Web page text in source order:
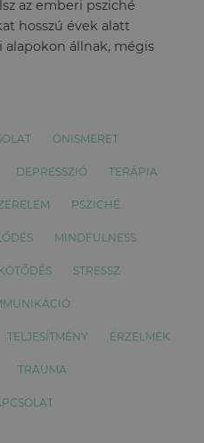
az emberi psziché
hosszú évek alatt
alapokon állnak, mégis
ÖNISMERET
DEPRESSZIÓ TERÁPIA
PSZICHÉ
MINDFULNESS
STRESSZ
TELJESÍTMÉNY ÉRZELMEK
TRAUMA